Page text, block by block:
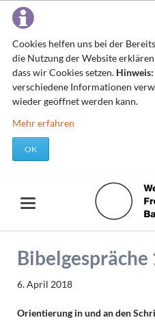
Cookies helfen uns bei der
die Nutzung der Website
dass wir Cookies setzen. Hinweis:
verschiedene Informationen
wieder geöffnet werden kann.
Mehr erfahren
OK
Bibelgespräche
6. April 2018
Orientierung in und an den